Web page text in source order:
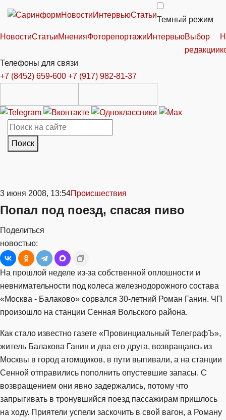
НовостиИнтервьюСтатьи
Темный режим
НовостиСтатьиМненияФоторепортажиИнтервьюВыбор
редакции
Телефоны для связи
+7 (8452) 659-600 +7 (917) 982-81-37
Поиск
3 июня 2008, 13:54Происшествия
Попал под поезд, спасая пиво
Поделиться
новостью:
На прошлой неделе из-за собственной оплошности и
невнимательности под колеса железнодорожного состава
«Москва - Балаково» сорвался 30-летний Роман Ганин. ЧП
произошло на станции Сенная Вольского района.
Как стало известно газете «Провинциальный ТелеграфЪ»,
житель Балакова Ганин и два его друга, возвращаясь из
Москвы в город атомщиков, в пути выпивали, а на станции
Сенной отправились пополнить опустевшие запасы. С
возвращением они явно задержались, потому что
запрыгивать в тронувшийся поезд пассажирам пришлось
на ходу. Приятели успели заскочить в свой вагон, а Роману